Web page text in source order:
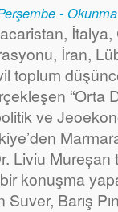
-
İran,
toplum
“Orta
ve
Liviu Mureșan
konuşma
Barış